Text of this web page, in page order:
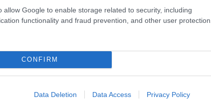
allow Google to enable storage related to security, including
functionality and fraud prevention, and other user protection.
CONFIRM
Data Deletion Data Access Privacy Policy